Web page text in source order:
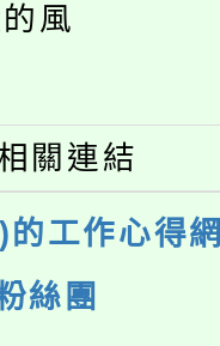
風
關連結
工作心得
絲團